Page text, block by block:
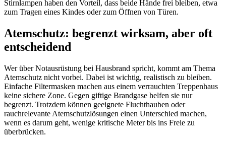
Stirnlampen haben den Vorteil, dass beide Hände frei bleiben, etwa
zum Tragen eines Kindes oder zum Öffnen von Türen.
Atemschutz: begrenzt wirksam, aber oft
entscheidend
Wer über Notausrüstung bei Hausbrand spricht, kommt am Thema
Atemschutz nicht vorbei. Dabei ist wichtig, realistisch zu bleiben.
Einfache Filtermasken machen aus einem verrauchten Treppenhaus
keine sichere Zone. Gegen giftige Brandgase helfen sie nur
begrenzt. Trotzdem können geeignete Fluchthauben oder
rauchrelevante Atemschutzlösungen einen Unterschied machen,
wenn es darum geht, wenige kritische Meter bis ins Freie zu
überbrücken.